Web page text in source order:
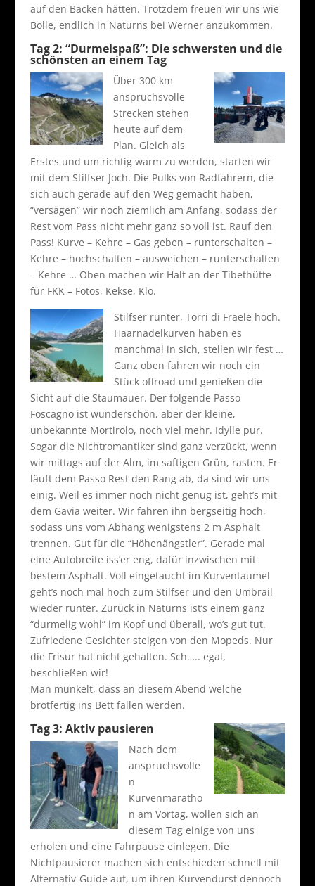
auf den Backen hätten. Trotzdem freuen wir uns wie
Bolle, endlich in Naturns bei Werner anzukommen.
Tag 2: “Durmelspaß”: Die schwersten und die
schönsten an einem Tag
Über 300 km
anspruchsvolle
Strecken stehen
heute auf dem
Plan. Gleich als
Erstes und um richtig warm zu werden, starten wir
mit dem Stilfser Joch. Die Pulks von Radfahrern, die
sich auch gerade auf den Weg gemacht haben,
“versägen” wir noch ziemlich am Anfang, sodass der
Rest vom Pass nicht mehr ganz so voll ist. Rauf den
Pass! Kurve – Kehre – Gas geben – runterschalten –
Kehre – hochschalten – ausweichen – runterschalten
– Kehre … Oben machen wir Halt an der Tibethütte
für FKK – Fotos, Kekse, Klo.
Stilfser runter, Torri di Fraele hoch.
Haarnadelkurven haben es
manchmal in sich, stellen wir fest …
Ganz oben fahren wir noch ein
Stück offroad und genießen die
Sicht auf die Staumauer. Der folgende Passo
Foscagno ist wunderschön, aber der kleine,
unbekannte Mortirolo, noch viel mehr. Idylle pur.
Sogar die Nichtromantiker sind ganz verzückt, wenn
wir mittags auf der Alm, im saftigen Grün, rasten. Er
läuft dem Passo Rest den Rang ab, da sind wir uns
einig. Weil es immer noch nicht genug ist, geht’s mit
dem Gavia weiter. Wir fahren ihn bergseitig hoch,
sodass uns vom Abhang wenigstens 2 m Asphalt
trennen. Gut für die “Höhenängstler”. Gerade mal
eine Autobreite iss’er eng, dafür inzwischen mit
bestem Asphalt. Voll eingetaucht im Kurventaumel
geht’s noch mal hoch zum Stilfser und den Umbrail
wieder runter. Zurück in Naturns ist’s einem ganz
“durmelig wohl” im Kopf und überall, wo’s gut tut.
Zufriedene Gesichter steigen von den Mopeds. Nur
die Frisur hat nicht gehalten. Sch….. egal,
beschließen wir!
Man munkelt, dass an diesem Abend welche
brotfertig ins Bett fallen werden.
Tag 3: Aktiv pausieren
Nach dem
anspruchsvolle
n
Kurvenmaratho
n am Vortag, wollen sich an
diesem Tag einige von uns
erholen und eine Fahrpause einlegen. Die
Nichtpausierer machen sich entschieden schnell mit
Alternativ-Guide auf, um ihren Kurvendurst dennoch